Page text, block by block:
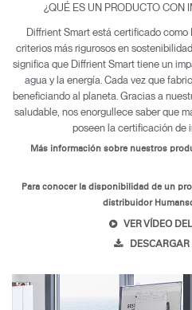
¿QUÉ ES UN PRODUCTO CON
Diffrient Smart está certificado
criterios más rigurosos en
significa que Diffrient Smart tiene un
agua y la energía. Cada vez que
beneficiando al planeta. Gracias a
saludable, nos enorgullece saber que
poseen la certificación de
Más información sobre nuestros
Para conocer la disponibilidad de un
distribuidor
VER VÍDEO